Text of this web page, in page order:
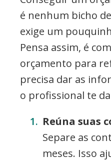
é nenhum bicho
exige um
Pensa assim, é
orçamento para
precisa dar as
o profissional te
Reúna suas
Separe as
meses. Isso